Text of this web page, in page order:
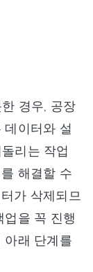
경우, 공장
데이터와 설
리는 작업
해결할 수
가 삭제되므
업을 꼭 진행
아래 단계를